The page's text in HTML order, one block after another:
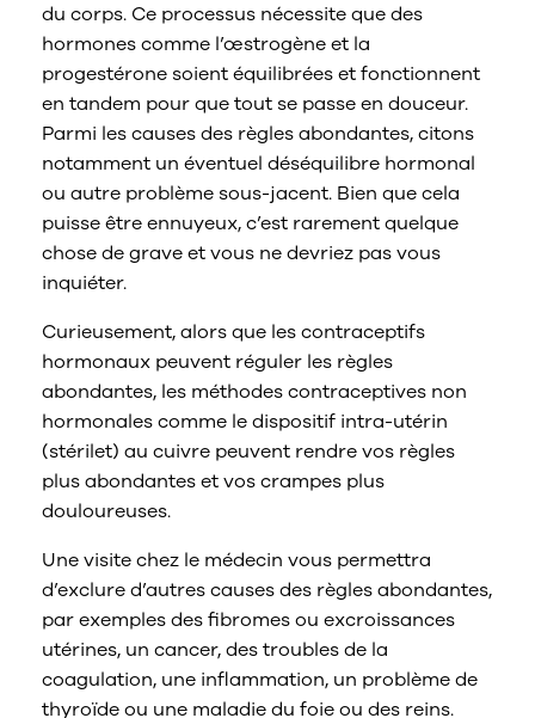
du corps. Ce processus nécessite que des
hormones comme l’œstrogène et la
progestérone soient équilibrées et fonctionnent
en tandem pour que tout se passe en douceur.
Parmi les causes des règles abondantes, citons
notamment un éventuel déséquilibre hormonal
ou autre problème sous-jacent. Bien que cela
puisse être ennuyeux, c’est rarement quelque
chose de grave et vous ne devriez pas vous
inquiéter.
Curieusement, alors que les contraceptifs
hormonaux peuvent réguler les règles
abondantes, les méthodes contraceptives non
hormonales comme le dispositif intra-utérin
(stérilet) au cuivre peuvent rendre vos règles
plus abondantes et vos crampes plus
douloureuses.
Une visite chez le médecin vous permettra
d’exclure d’autres causes des règles abondantes,
par exemples des fibromes ou excroissances
utérines, un cancer, des troubles de la
coagulation, une inflammation, un problème de
thyroïde ou une maladie du foie ou des reins.